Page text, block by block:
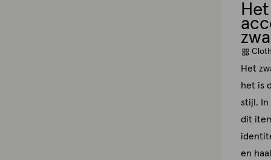
Het
het is
stijl. In
dit
en